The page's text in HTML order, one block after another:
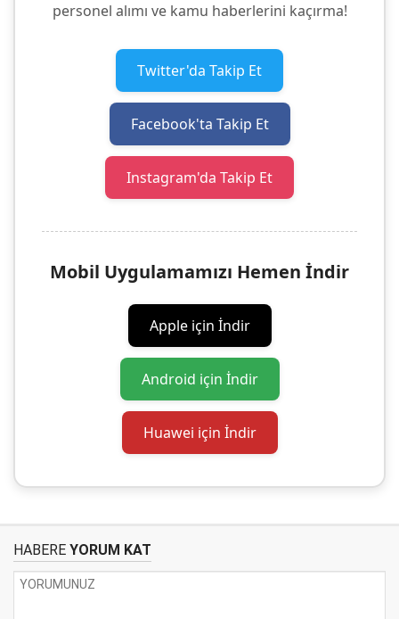
personel alımı ve kamu haberlerini kaçırma!
Twitter'da Takip Et
Facebook'ta Takip Et
Instagram'da Takip Et
Mobil Uygulamamızı Hemen İndir
Apple için İndir
Android için İndir
Huawei için İndir
HABERE YORUM KAT